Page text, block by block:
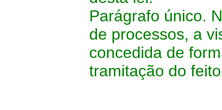
Parágrafo único.
de processos, a
concedida de
tramitação do